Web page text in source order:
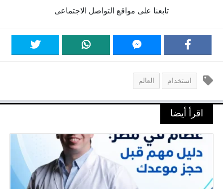
تابعنا على مواقع التواصل الاجتماعى
استخدام العالم
اقرأ أيضا